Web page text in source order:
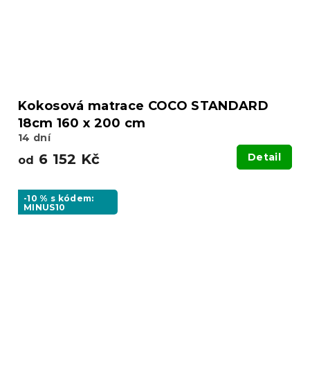
Kokosová matrace COCO STANDARD
18cm 160 x 200 cm
14 dní
od 6 152 Kč Detail
-10 % s kódem:
MINUS10